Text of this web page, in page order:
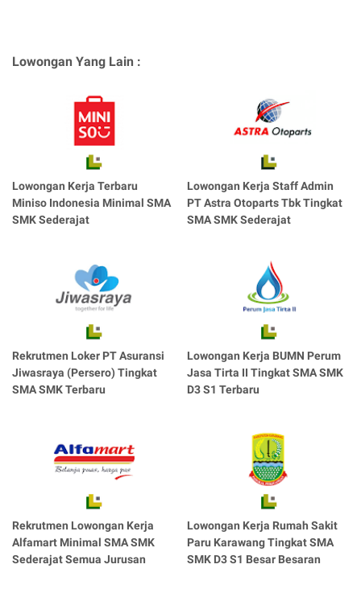
Lowongan Yang Lain :
Lowongan Kerja Terbaru
Miniso Indonesia Minimal SMA
SMK Sederajat
Lowongan Kerja Staff Admin
PT Astra Otoparts Tbk Tingkat
SMA SMK Sederajat
Rekrutmen Loker PT Asuransi
Jiwasraya (Persero) Tingkat
SMA SMK Terbaru
Lowongan Kerja BUMN Perum
Jasa Tirta II Tingkat SMA SMK
D3 S1 Terbaru
Rekrutmen Lowongan Kerja
Alfamart Minimal SMA SMK
Sederajat Semua Jurusan
Lowongan Kerja Rumah Sakit
Paru Karawang Tingkat SMA
SMK D3 S1 Besar Besaran